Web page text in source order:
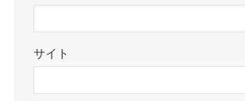
サイト